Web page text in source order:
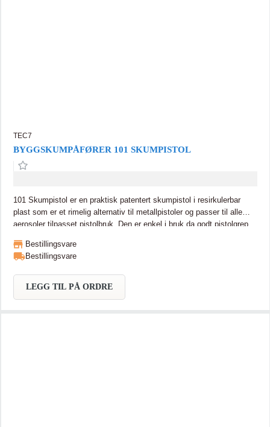
TEC7
BYGGSKUMPÅFØRER 101 SKUMPISTOL
101 Skumpistol er en praktisk patentert skumpistol i resirkulerbar
plast som er et rimelig alternativ til metallpistoler og passer til alle
aerosoler tilpasset pistolbruk. Den er enkel i bruk da godt pistolgrep
som kan brukes flere ganger når man fester medfølgende propp på
tuppen. Med utskiftbare rør er ikke rengjøring nødvendig. Passer alle
ganger.
Bestillingsvare
Bestillingsvare
LEGG TIL PÅ ORDRE